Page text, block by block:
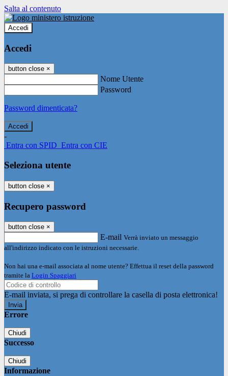
Salta al contenuto
Accedi
Accedi
button close ×
Nome Utente
Password
Password dimenticata?
-
Entra con SPID Entra con CIE
Seleziona utente
button close ×
Recupero password
button close ×
E-mail Verrà inviato un messaggio
all'indirizzo indicato con le istruzioni necessarie.
Non hai una e-mail associata al nome utente? Effettua il reset della password
tramite la Login Spaggiari
E-mail inviata, si prega di controllare la casella di posta elettronica!
Errore
Chiudi
Successo
Chiudi
Informazione